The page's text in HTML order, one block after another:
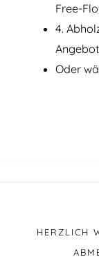
Free-
4.
Oder
HERZLICH